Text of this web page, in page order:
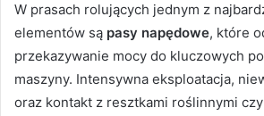
W prasach rolujących jednym z
elementów są pasy napędowe, które
przekazywanie mocy do kluczowych
maszyny. Intensywna eksploatacja,
oraz kontakt z resztkami roślinnymi